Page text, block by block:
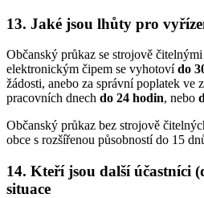
13. Jaké jsou lhůty pro
Občanský průkaz se strojově
elektronickým čipem se vyhotovído
žádosti, anebo za správní poplatek ve
pracovních dnech do 24 hodin, nebo
Občanský průkaz bez strojově
obce s rozšířenou působností do 15
14. Kteří jsou další účastníci
situace